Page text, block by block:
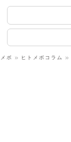
ボ ヒトメボコラム